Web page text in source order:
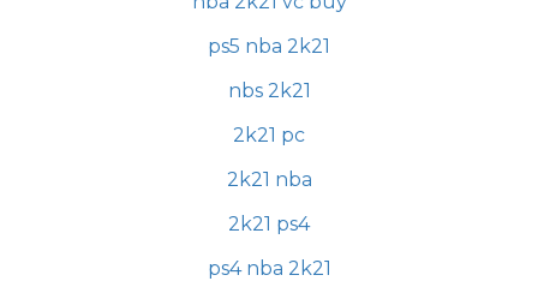
ps5 nba 2k21
nbs 2k21
2k21 pc
2k21 nba
2k21 ps4
ps4 nba 2k21